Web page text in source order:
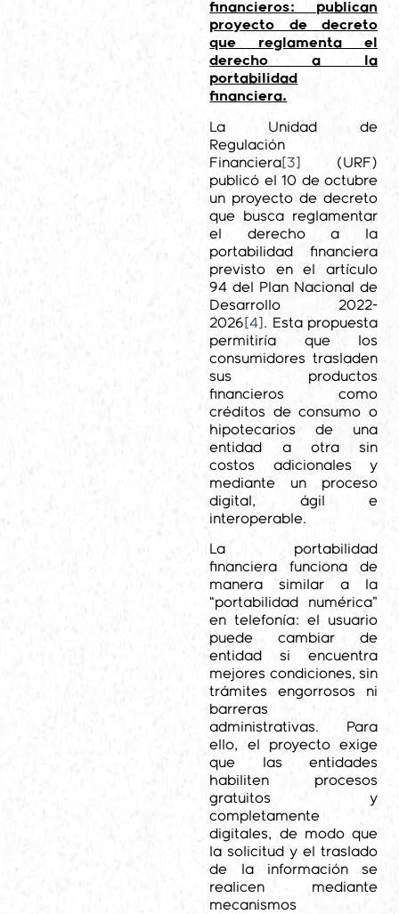
financieros: publican
proyecto de decreto
que reglamenta el
derecho a la
portabilidad
financiera.
La Unidad de
Regulación
Financiera [3]
(URF)
publicó el 10 de octubre
un proyecto de decreto
que busca reglamentar
el derecho a la
portabilidad financiera
previsto en el artículo
94 del Plan Nacional de
Desarrollo 2022-
2026 [4] . Esta propuesta
permitiría que los
consumidores trasladen
sus productos
financieros como
créditos de consumo o
hipotecarios de una
entidad a otra sin
costos adicionales y
mediante un proceso
digital, ágil e
interoperable.
La portabilidad
financiera funciona de
manera similar a la
“portabilidad numérica”
en telefonía: el usuario
puede cambiar de
entidad si encuentra
mejores condiciones, sin
trámites engorrosos ni
barreras
administrativas. Para
ello, el proyecto exige
que las entidades
habiliten procesos
gratuitos y
completamente
digitales, de modo que
la solicitud y el traslado
de la información se
realicen mediante
mecanismos